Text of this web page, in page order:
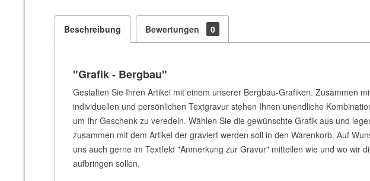
Beschreibung Bewertungen 0
"Grafik - Bergbau"
Gestalten Sie Ihren Artikel mit einem unserer Bergbau-Grafiken. Zusammen
individuellen und persönlichen Textgravur stehen Ihnen unendliche
um Ihr Geschenk zu veredeln. Wählen Sie die gewünschte Grafik aus und
zusammen mit dem Artikel der graviert werden soll in den Warenkorb. Auf
uns auch gerne im Textfeld "Anmerkung zur Gravur" mitteilen wie und wo wir
aufbringen sollen.